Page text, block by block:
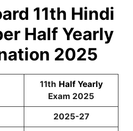
11th Hindi
Half Yearly
2025
11th Half Yearly
Exam 2025
2025-27